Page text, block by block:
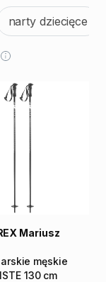
narty dziecięce
męskie
130 cm
Mariusz